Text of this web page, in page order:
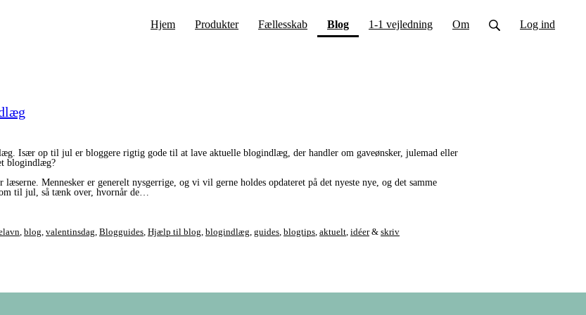
Hjem Produkter Fællesskab Blog(current)1-1 vejledning Om Log ind
Især op til jul er bloggere rigtig gode til at lave aktuelle blogindlæg, der handler om gaveønsker, julemad eller
blogindlæg?
Mennesker er generelt nysgerrige, og vi vil gerne holdes opdateret på det nyeste nye, og det samme
til jul, så tænk over, hvornår de…
, blog, valentinsdag, Blogguides, Hjælp til blog, blogindlæg, guides, blogtips, aktuelt, idéer& skriv